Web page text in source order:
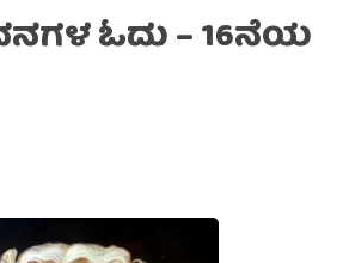
ಓದು – 16ನೆಯ